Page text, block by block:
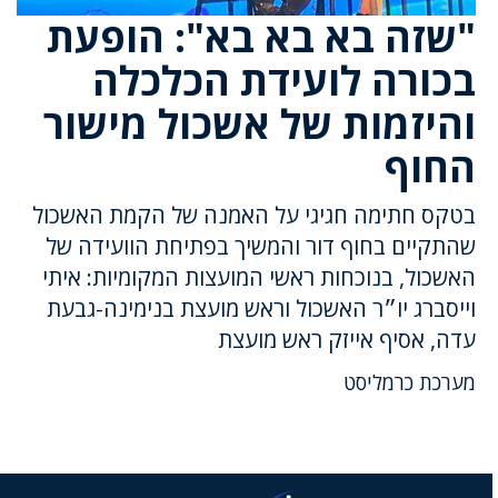
"שזה בא בא בא": הופעת
בכורה לועידת הכלכלה
והיזמות של אשכול מישור
החוף
בטקס חתימה חגיגי על האמנה של הקמת האשכול
שהתקיים בחוף דור והמשיך בפתיחת הוועידה של
האשכול, בנוכחות ראשי המועצות המקומיות: איתי
וייסברג יו״ר האשכול וראש מועצת בנימינה-גבעת
עדה, אסיף אייזק ראש מועצת
מערכת כרמליסט